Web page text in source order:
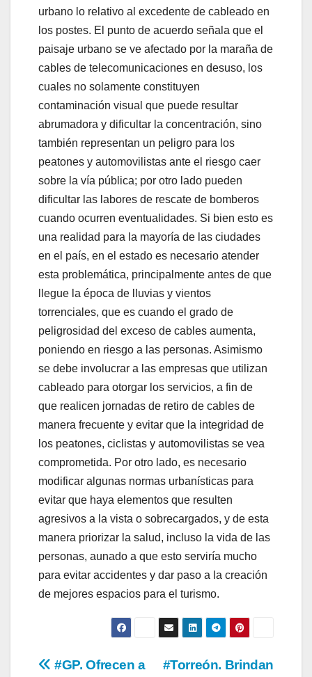
urbano lo relativo al excedente de cableado en
los postes. El punto de acuerdo señala que el
paisaje urbano se ve afectado por la maraña de
cables de telecomunicaciones en desuso, los
cuales no solamente constituyen
contaminación visual que puede resultar
abrumadora y dificultar la concentración, sino
también representan un peligro para los
peatones y automovilistas ante el riesgo caer
sobre la vía pública; por otro lado pueden
dificultar las labores de rescate de bomberos
cuando ocurren eventualidades. Si bien esto es
una realidad para la mayoría de las ciudades
en el país, en el estado es necesario atender
esta problemática, principalmente antes de que
llegue la época de lluvias y vientos
torrenciales, que es cuando el grado de
peligrosidad del exceso de cables aumenta,
poniendo en riesgo a las personas. Asimismo
se debe involucrar a las empresas que utilizan
cableado para otorgar los servicios, a fin de
que realicen jornadas de retiro de cables de
manera frecuente y evitar que la integridad de
los peatones, ciclistas y automovilistas se vea
comprometida. Por otro lado, es necesario
modificar algunas normas urbanísticas para
evitar que haya elementos que resulten
agresivos a la vista o sobrecargados, y de esta
manera priorizar la salud, incluso la vida de las
personas, aunado a que esto serviría mucho
para evitar accidentes y dar paso a la creación
de mejores espacios para el turismo.
Navegación#Torreón. Brindan
#GP. Ofrecen a